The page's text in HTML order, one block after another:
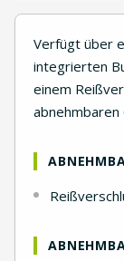
Verfügt über
integrierten
einem